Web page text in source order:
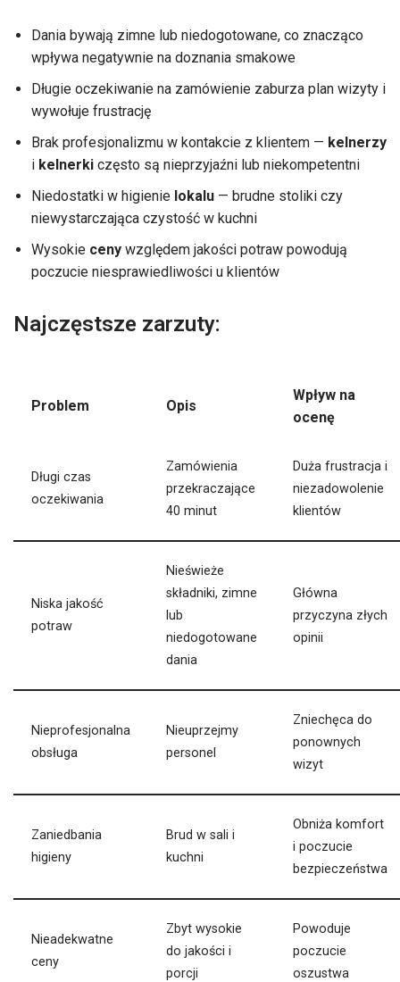
Dania bywają zimne lub niedogotowane, co znacząco
wpływa negatywnie na doznania smakowe
Długie oczekiwanie na zamówienie zaburza plan wizyty i
wywołuje frustrację
Brak profesjonalizmu w kontakcie z klientem — kelnerzy
i kelnerki często są nieprzyjaźni lub niekompetentni
Niedostatki w higienie lokalu — brudne stoliki czy
niewystarczająca czystość w kuchni
Wysokie ceny względem jakości potraw powodują
poczucie niesprawiedliwości u klientów
Najczęstsze zarzuty:
Problem Opis
Wpływ na
ocenę
Długi czas
oczekiwania
Zamówienia
przekraczające
40 minut
Duża frustracja i
niezadowolenie
klientów
Niska jakość
potraw
Nieświeże
składniki, zimne
lub
niedogotowane
dania
Główna
przyczyna złych
opinii
Nieprofesjonalna
obsługa
Nieuprzejmy
personel
Zniechęca do
ponownych
wizyt
Zaniedbania
higieny
Brud w sali i
kuchni
Obniża komfort
i poczucie
bezpieczeństwa
Nieadekwatne
ceny
Zbyt wysokie
do jakości i
porcji
Powoduje
poczucie
oszustwa